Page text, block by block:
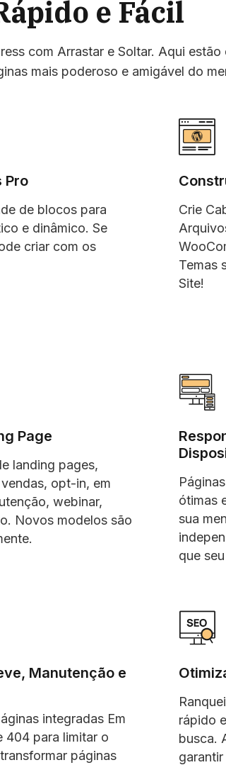
e Fácil
com Arrastar e Soltar. Aqui estão
mais poderoso e amigável do
Pro
de blocos para
e dinâmico. Se
criar com os
Crie
Temas
Site!
Page
landing pages,
opt-in, em
webinar,
Novos modelos são
ótimas
sua
que
Manutenção e
integradas Em
404 para limitar o
páginas
rápido
busca.